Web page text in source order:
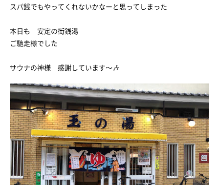
スパ銭でもやってくれないかなーと思ってしまった
本日も 安定の街銭湯
ご馳走様でした
サウナの神様 感謝しています〜🎶